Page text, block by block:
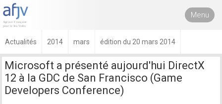
Menu
Actualités 2014 mars édition du 20 mars 2014
Microsoft a présenté aujourd'hui DirectX
12 à la GDC de San Francisco (Game
Developers Conference)